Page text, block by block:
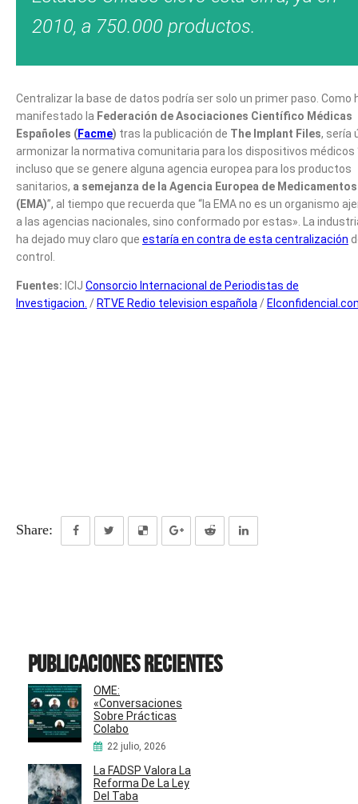
2010, a 750.000 productos.
Centralizar la base de datos podría ser solo un primer paso. Como
manifestado la Federación de Asociaciones Científico Médicas
Españoles (Facme) tras la publicación de The Implant Files, sería
armonizar la normativa comunitaria para los dispositivos médicos
incluso que se genere alguna agencia europea para los productos
sanitarios, a semejanza de la Agencia Europea de Medicamentos
(EMA)”, al tiempo que recuerda que “la EMA no es un organismo
a las agencias nacionales, sino conformado por estas». La
ha dejado muy claro que estaría en contra de esta centralización
control.
Fuentes: ICIJ Consorcio Internacional de Periodistas de
Investigacion. / RTVE Redio television española /
Share:
Publicaciones recientes
OME:
«Conversaciones
Sobre Prácticas
Colabo
22 julio, 2026
La FADSP Valora La
Reforma De La Ley
Del Taba